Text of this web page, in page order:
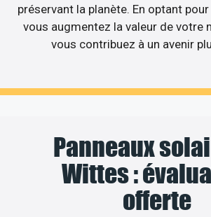
préservant la planète. En optant pour
vous augmentez la valeur de votre
vous contribuez à un avenir
Panneaux
Wittes :
offerte